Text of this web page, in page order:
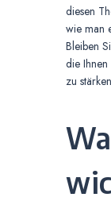
diesen
wie man
Bleiben
die
zu